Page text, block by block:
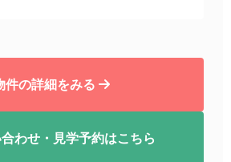
件の詳細をみる
わせ・見学予約はこちら